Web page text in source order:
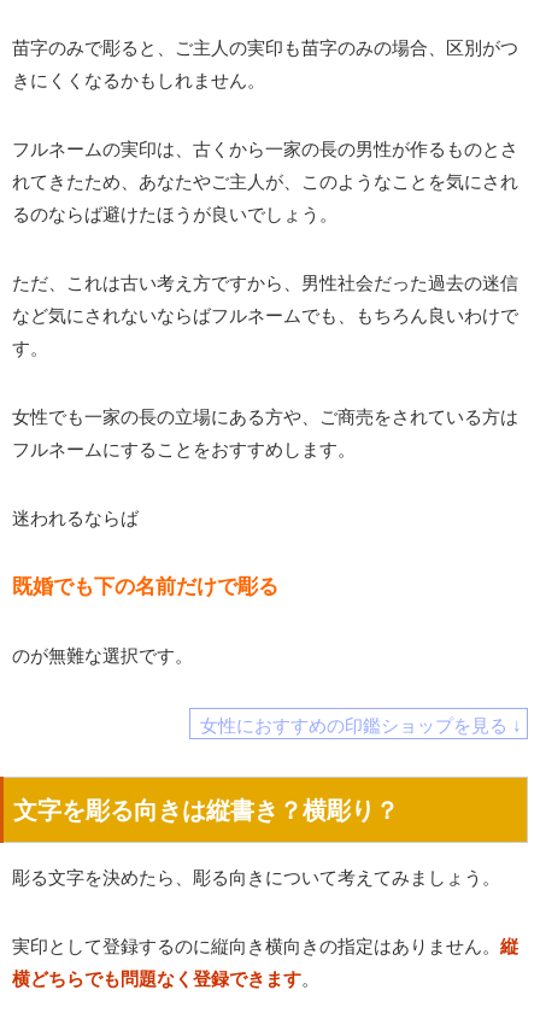
苗字のみで彫ると、ご主人の実印も苗字のみの場合、区別がつ
きにくくなるかもしれません。
フルネームの実印は、古くから一家の長の男性が作るものとさ
れてきたため、あなたやご主人が、このようなことを気にされ
るのならば避けたほうが良いでしょう。
ただ、これは古い考え方ですから、男性社会だった過去の迷信
など気にされないならばフルネームでも、もちろん良いわけで
す。
女性でも一家の長の立場にある方や、ご商売をされている方は
フルネームにすることをおすすめします。
迷われるならば
既婚でも下の名前だけで彫る
のが無難な選択です。
女性におすすめの印鑑ショップを見る ↓
文字を彫る向きは縦書き？横彫り？
彫る文字を決めたら、彫る向きについて考えてみましょう。
実印として登録するのに縦向き横向きの指定はありません。 縦
横どちらでも問題なく登録できます。